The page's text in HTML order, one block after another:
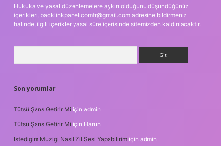
Hukuka ve yasal düzenlemelere aykırı olduğunu düşündüğünüz
içerikleri, backlinkpanelicomtr@gmail.com adresine bildirmeniz
halinde, ilgili içerikler yasal süre içerisinde sitemizden kaldırılacaktır.
Son yorumlar
Tütsü Şans Getirir Mi için admin
Tütsü Şans Getirir Mi için Harun
Istedigim Muzigi Nasil Zil Sesi Yapabilirim için admin